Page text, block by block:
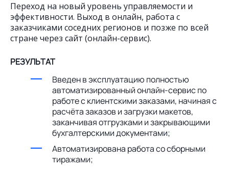
Переход на новый уровень управляемости и
эффективности. Выход в онлайн, работа с
заказчиками соседних регионов и позже по всей
стране через сайт (онлайн-сервис).
РЕЗУЛЬТАТ
Введен в эксплуатацию полностью
автоматизированный онлайн-сервис по
работе с клиентскими заказами, начиная с
расчёта заказов и загрузки макетов,
заканчивая отгрузками и закрывающими
бухгалтерскими документами;
Автоматизирована работа со сборными
тиражами;